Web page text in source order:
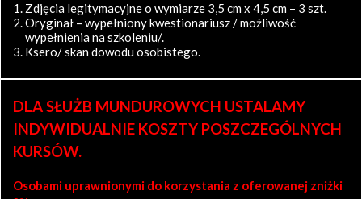
Zdjęcia legitymacyjne o wymiarze 3,5 cm x 4,5 cm – 3 szt.
Oryginał – wypełniony kwestionariusz / możliwość
wypełnienia na szkoleniu/.
Ksero/ skan dowodu osobistego.
DLA SŁUŻB MUNDUROWYCH USTALAMY
INDYWIDUALNIE KOSZTY POSZCZEGÓLNYCH
KURSÓW.
Osobami uprawnionymi do korzystania z oferowanej zniżki